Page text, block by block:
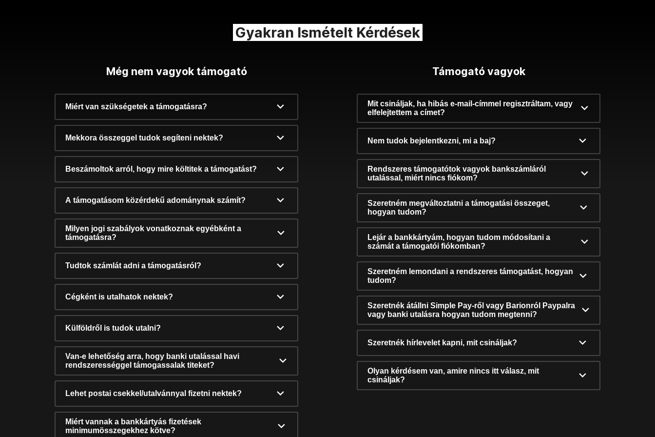
Gyakran Ismételt Kérdések
Még nem vagyok támogató
Miért van szükségetek a támogatásra?
Mekkora összeggel tudok segíteni nektek?
Beszámoltok arról, hogy mire költitek a támogatást?
A támogatásom közérdekű adománynak számít?
Milyen jogi szabályok vonatkoznak egyébként a
támogatásra?
Tudtok számlát adni a támogatásról?
Cégként is utalhatok nektek?
Külföldről is tudok utalni?
Van-e lehetőség arra, hogy banki utalással havi
rendszerességgel támogassalak titeket?
Lehet postai csekkel/utalvánnyal fizetni nektek?
Miért vannak a bankkártyás fizetések
minimumösszegekhez kötve?
Támogató vagyok
Mit csináljak, ha hibás e-mail-címmel regisztráltam, vagy
elfelejtettem a címet?
Nem tudok bejelentkezni, mi a baj?
Rendszeres támogatótok vagyok bankszámláról
utalással, miért nincs fiókom?
Szeretném megváltoztatni a támogatási összeget,
hogyan tudom?
Lejár a bankkártyám, hogyan tudom módosítani a
számát a támogatói fiókomban?
Szeretném lemondani a rendszeres támogatást, hogyan
tudom?
Szeretnék átállni Simple Pay-ről vagy Barionról Paypalra
vagy banki utalásra hogyan tudom megtenni?
Szeretnék hírlevelet kapni, mit csináljak?
Olyan kérdésem van, amire nincs itt válasz, mit
csináljak?